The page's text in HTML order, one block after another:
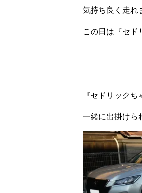
気持ち良く走れ
この日は『セド
『セドリック
一緒に出掛けら